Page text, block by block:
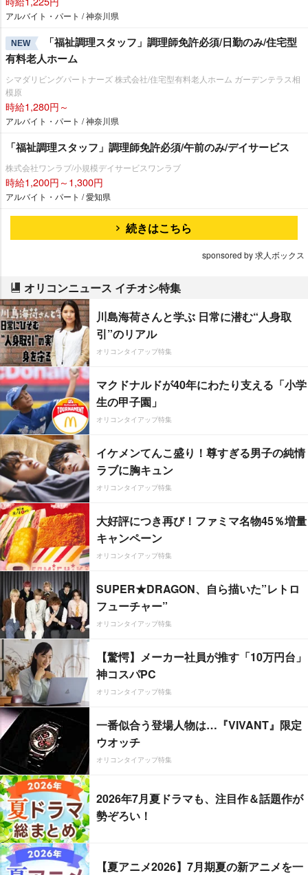
アルバイト・パート / 神奈川県
NEW
「福祉調理スタッフ」調理師免許必須/日勤のみ/住宅型
有料老人ホーム
シマダリビングパートナーズ 株式会社/住宅型有料老人ホーム ガーデンテラス相
模原
時給1,280円～
アルバイト・パート / 神奈川県
「福祉調理スタッフ」調理師免許必須/午前のみ/デイサービス
株式会社ワンラブ/小規模デイサービスワンラブ
時給1,200円～1,300円
アルバイト・パート / 愛知県
続きはこちら
sponsored by 求人ボックス
オリコンニュース イチオシ特集
川島海荷さんと学ぶ 日常に潜む“人身取
引”のリアル
オリコンタイアップ特集
マクドナルドが40年にわたり支える「小学
生の甲子園」
オリコンタイアップ特集
イケメンてんこ盛り！尊すぎる男子の純情
ラブに胸キュン
オリコンタイアップ特集
大好評につき再び！ファミマ名物45％増量
キャンペーン
オリコンタイアップ特集
SUPER★DRAGON、自ら描いた”レトロ
フューチャー”
オリコンタイアップ特集
【驚愕】メーカー社員が推す「10万円台」
神コスパPC
オリコンタイアップ特集
一番似合う登場人物は…『VIVANT』限定
ウオッチ
オリコンタイアップ特集
2026年7月夏ドラマも、注目作＆話題作が
勢ぞろい！
【夏アニメ2026】7月期夏の新アニメを一